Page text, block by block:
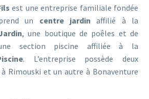
est une entreprise familiale fondée
un centre jardin affilié à la
, une boutique de poêles et de
section piscine affiliée à la
. L’entreprise possède deux
Rimouski et un autre à Bonaventure